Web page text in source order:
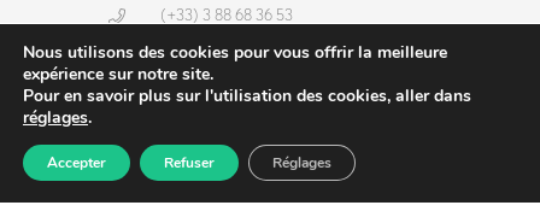
Produits Recherche Commande
(+33) 3 88 68 36 53
info@dlv-france.fr
Nous utilisons des cookies pour vous offrir la meilleure
expérience sur notre site.
Pour en savoir plus sur l'utilisation des cookies, aller dans
réglages.
Accepter Refuser Réglages